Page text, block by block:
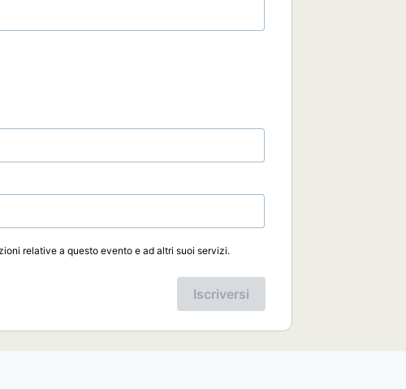
relative a questo evento e ad altri suoi servizi.
Iscriversi